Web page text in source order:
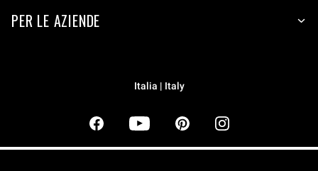
PER LE AZIENDE
Italia | Italy